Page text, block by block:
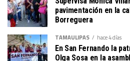
pavimentación en la
Borreguera
TAMAULIPAS hace 4 días
En San Fernando la
Olga Sosa en la